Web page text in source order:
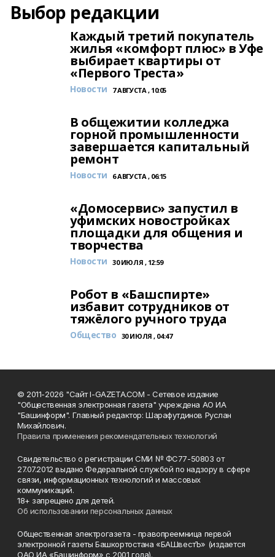
Выбор редакции
Каждый третий покупатель
жилья «комфорт плюс» в Уфе
выбирает квартиры от
«Первого Треста»
Новости 7 АВГУСТА , 10:05
В общежитии колледжа
горной промышленности
завершается капитальный
ремонт
Новости 6 АВГУСТА , 06:15
«Домосервис» запустил в
уфимских новостройках
площадки для общения и
творчества
Новости 30 ИЮЛЯ , 12:59
Робот в «Башспирте»
избавит сотрудников от
тяжёлого ручного труда
Общество 30 ИЮЛЯ , 04:47
© 2011-2026 "Сайт I-GAZETA.COM - Сетевое издание
"Общественная электронная газета" учреждена АО ИА
"Башинформ". Главный редактор: Шарафутдинов Руслан
Михайлович.
Правила применения рекомендательных технологий
Свидетельство о регистрации СМИ № ФС77-50803 от
27.07.2012 выдано Федеральной службой по надзору в сфере
связи, информационных технологий и массовых
коммуникаций.
18+ запрещено для детей.
Об использовании персональных данных
Общественная электрогазета - правопреемница первой
электронной газеты Башкортостана «БАШвестЪ» (издается
ОАО ИА «Башинформ» с 2001 года).